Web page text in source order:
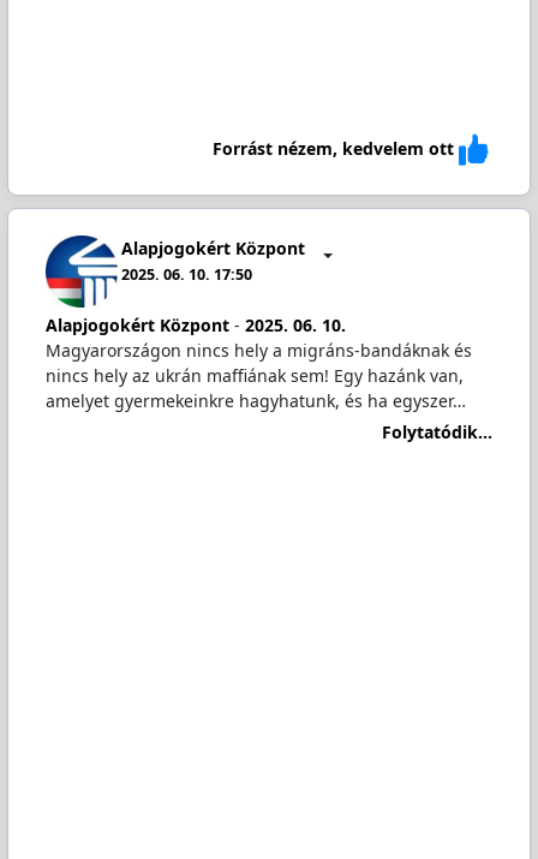
Forrást nézem, kedvelem ott
Alapjogokért Központ
2025. 06. 10. 17:50
Alapjogokért Központ- 2025. 06. 10.
Magyarországon nincs hely a migráns-bandáknak és
nincs hely az ukrán maffiának sem! Egy hazánk van,
amelyet gyermekeinkre hagyhatunk, és ha egyszer…
Folytatódik...